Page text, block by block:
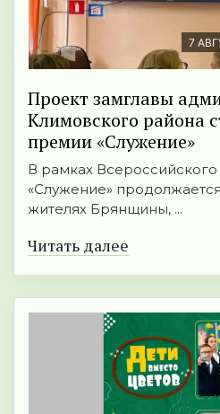
7
Проект замглавы
Климовского района
премии «Служение»
В рамках
«Служение»
жителях Брянщины, ...
Читать далее